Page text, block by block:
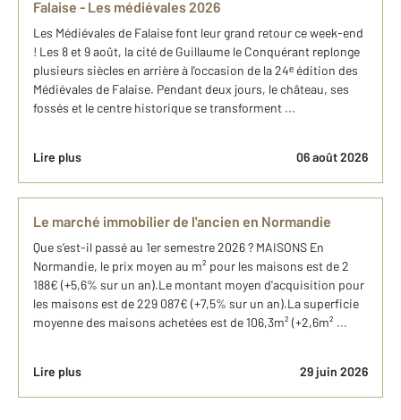
Falaise - Les médiévales 2026
Les Médiévales de Falaise font leur grand retour ce week-end
! Les 8 et 9 août, la cité de Guillaume le Conquérant replonge
plusieurs siècles en arrière à l'occasion de la 24ᵉ édition des
Médiévales de Falaise. Pendant deux jours, le château, ses
fossés et le centre historique se transforment ...
Lire plus 06 août 2026
Le marché immobilier de l'ancien en Normandie
Que s’est-il passé au 1er semestre 2026 ? MAISONS En
Normandie, le prix moyen au m² pour les maisons est de 2
188€ (+5,6% sur un an).Le montant moyen d'acquisition pour
les maisons est de 229 087€ (+7,5% sur un an).La superficie
moyenne des maisons achetées est de 106,3m² (+2,6m² ...
Lire plus 29 juin 2026